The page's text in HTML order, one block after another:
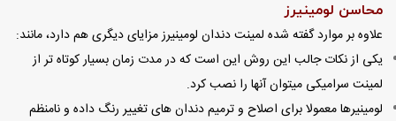
محاسن لومینیرز
علاوه بر موارد گفته شده لمینت دندان لومینیرز مزایای دیگری هم دارد، مانند:
یکی از نکات جالب این روش این است که در مدت زمان بسیار کوتاه تر از
لمینت سرامیکی میتوان آنها را نصب کرد.
لومینیرها معمولا برای اصلاح و ترمیم دندان های تغییر رنگ داده و نامنظم